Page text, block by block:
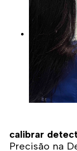
calibrar
Precisão na